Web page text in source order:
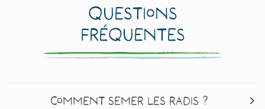
Questions
fréquentes
Comment semer les radis ?